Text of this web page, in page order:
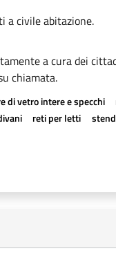
a civile abitazione.
a cura dei
chiamata.
di vetro intere e specchi
reti per letti